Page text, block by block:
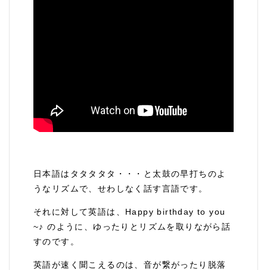
日本語はタタタタタ・・・と太鼓の早打ちのよ
うなリズムで、せわしなく話す言語です。
それに対して英語は、Happy birthday to you
~♪ のように、ゆったりとリズムを取りながら話
すのです。
英語が速く聞こえるのは、音が繋がったり脱落